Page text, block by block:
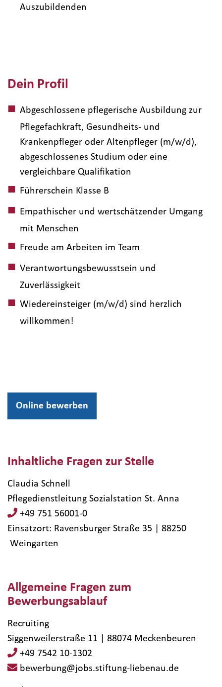
Auszubildenden
Dein Profil
Abgeschlossene pflegerische Ausbildung zur
Pflegefachkraft, Gesundheits- und
Krankenpfleger oder Altenpfleger (m/w/d),
abgeschlossenes Studium oder eine
vergleichbare Qualifikation
Führerschein Klasse B
Empathischer und wertschätzender Umgang
mit Menschen
Freude am Arbeiten im Team
Verantwortungsbewusstsein und
Zuverlässigkeit
Wiedereinsteiger (m/w/d) sind herzlich
willkommen!
Inhaltliche Fragen zur Stelle
Claudia Schnell
Pflegedienstleitung Sozialstation St. Anna
+49 751 56001-0
Einsatzort: Ravensburger Straße 35 | 88250​
Weingarten
Allgemeine Fragen zum
Bewerbungsablauf
Recruiting
Siggenweilerstraße 11 | 88074 Meckenbeuren
+49 7542 10-1302
bewerbung@jobs.stiftung-liebenau.de
Online bewerben